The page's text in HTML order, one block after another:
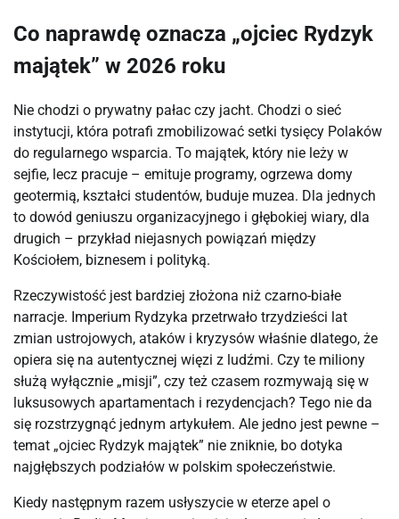
Co naprawdę oznacza „ojciec Rydzyk
majątek” w 2026 roku
Nie chodzi o prywatny pałac czy jacht. Chodzi o sieć
instytucji, która potrafi zmobilizować setki tysięcy Polaków
do regularnego wsparcia. To majątek, który nie leży w
sejfie, lecz pracuje – emituje programy, ogrzewa domy
geotermią, kształci studentów, buduje muzea. Dla jednych
to dowód geniuszu organizacyjnego i głębokiej wiary, dla
drugich – przykład niejasnych powiązań między
Kościołem, biznesem i polityką.
Rzeczywistość jest bardziej złożona niż czarno-białe
narracje. Imperium Rydzyka przetrwało trzydzieści lat
zmian ustrojowych, ataków i kryzysów właśnie dlatego, że
opiera się na autentycznej więzi z ludźmi. Czy te miliony
służą wyłącznie „misji”, czy też czasem rozmywają się w
luksusowych apartamentach i rezydencjach? Tego nie da
się rozstrzygnąć jednym artykułem. Ale jedno jest pewne –
temat „ojciec Rydzyk majątek” nie zniknie, bo dotyka
najgłębszych podziałów w polskim społeczeństwie.
Kiedy następnym razem usłyszycie w eterze apel o